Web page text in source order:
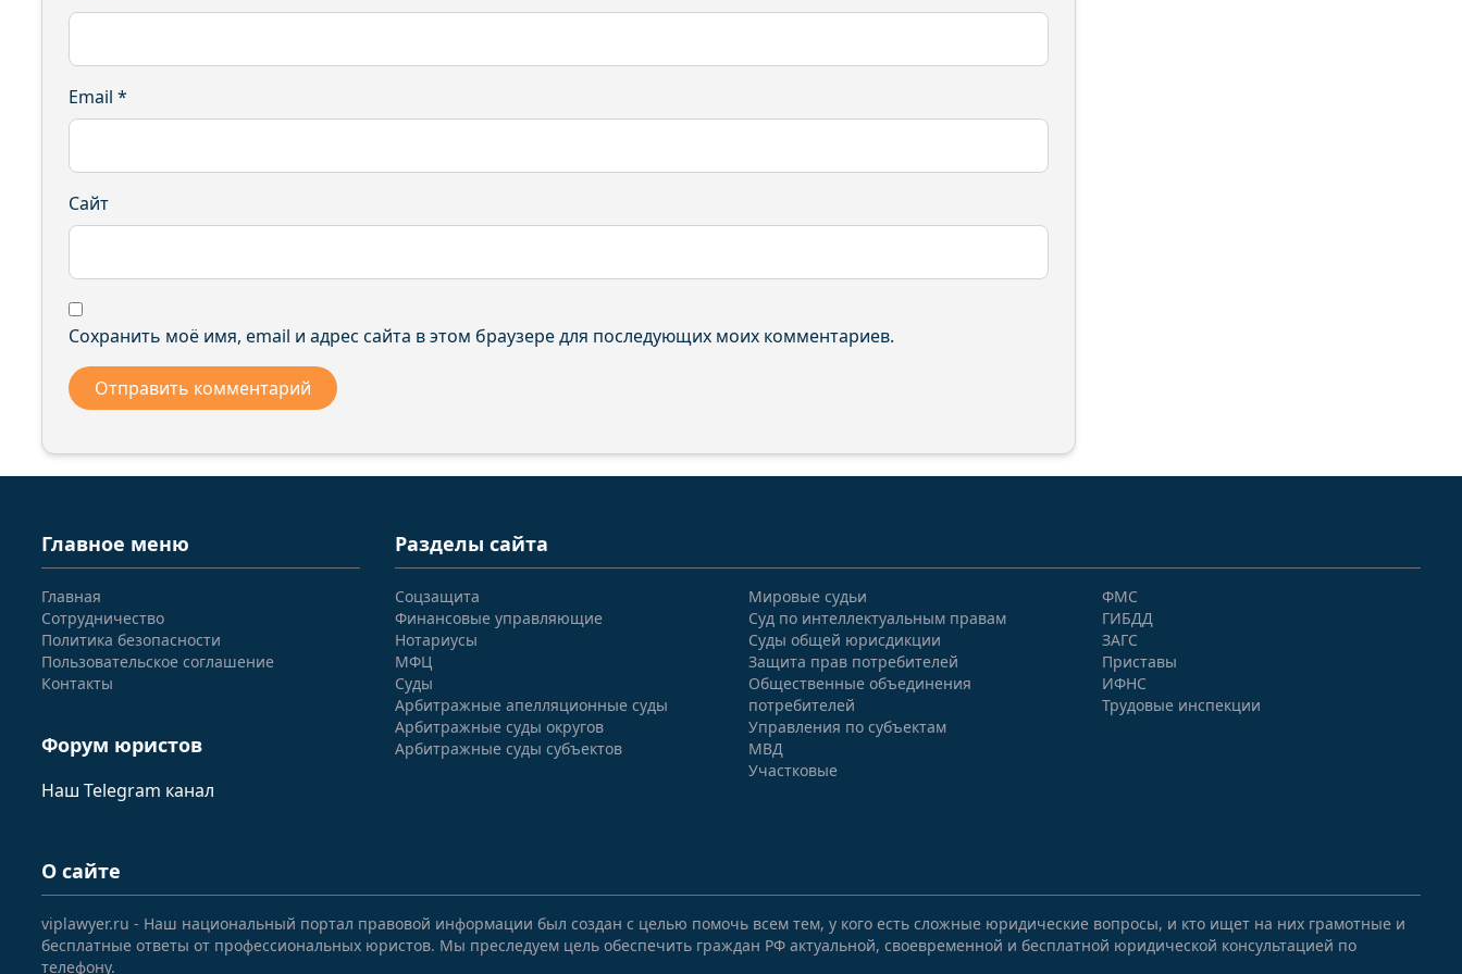
Email *
Сайт
Сохранить моё имя, email и адрес сайта в этом браузере для последующих моих комментариев.
Главное меню
Главная
Сотрудничество
Политика безопасности
Пользовательское соглашение
Контакты
Форум юристов
Наш Telegram канал
Разделы сайта
Соцзащита
Финансовые управляющие
Нотариусы
МФЦ
Суды
Арбитражные апелляционные суды
Арбитражные суды округов
Арбитражные суды субъектов
Мировые судьи
Суд по интеллектуальным правам
Суды общей юрисдикции
Защита прав потребителей
Общественные объединения
потребителей
Управления по субъектам
МВД
Участковые
ФМС
ГИБДД
ЗАГС
Приставы
ИФНС
Трудовые инспекции
О сайте
viplawyer.ru - Наш национальный портал правовой информации был создан с целью помочь всем тем, у кого есть сложные юридические вопросы, и кто ищет на них грамотные и
бесплатные ответы от профессиональных юристов. Мы преследуем цель обеспечить граждан РФ актуальной, своевременной и бесплатной юридической консультацией по
телефону.